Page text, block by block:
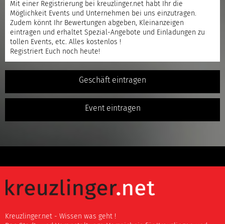
Mit einer Registrierung bei kreuzlinger.net habt Ihr die
Möglichkeit Events und Unternehmen bei uns einzutragen.
Zudem könnt Ihr Bewertungen abgeben, Kleinanzeigen
eintragen und erhaltet Spezial-Angebote und Einladungen zu
tollen Events, etc. Alles kostenlos !
Registriert Euch noch heute!
Geschäft eintragen
Event eintragen
Kreuzlinger.net - Wissen was geht !